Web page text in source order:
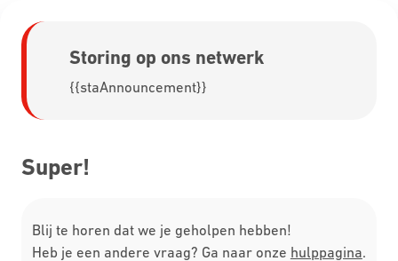
Storing op ons netwerk
{{staAnnouncement}}
Super!
Blij te horen dat we je geholpen hebben!
Heb je een andere vraag? Ga naar onze hulppagina.